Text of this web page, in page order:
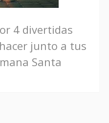
4 divertidas
junto a tus
Santa